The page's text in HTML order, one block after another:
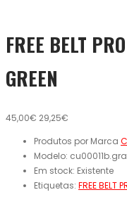
FREE BELT
GREEN
45,00€ 29,25€
Produtos por Marca
Modelo:
Em stock: Existente
Etiquetas: FREE BELT